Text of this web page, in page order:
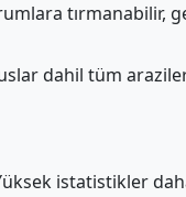
tırmanabilir,
dahil tüm
istatistikler